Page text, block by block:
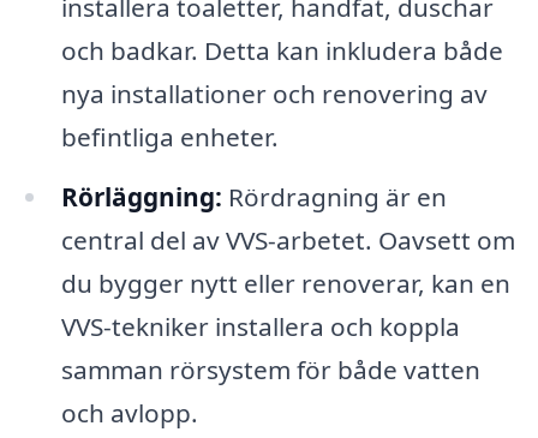
installera toaletter, handfat, duschar
och badkar. Detta kan inkludera både
nya installationer och renovering av
befintliga enheter.
Rörläggning: Rördragning är en
central del av VVS-arbetet. Oavsett om
du bygger nytt eller renoverar, kan en
VVS-tekniker installera och koppla
samman rörsystem för både vatten
och avlopp.